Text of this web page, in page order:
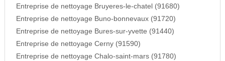
Entreprise de nettoyage Bruyeres-le-chatel (91680)
Entreprise de nettoyage Buno-bonnevaux (91720)
Entreprise de nettoyage Bures-sur-yvette (91440)
Entreprise de nettoyage Cerny (91590)
Entreprise de nettoyage Chalo-saint-mars (91780)